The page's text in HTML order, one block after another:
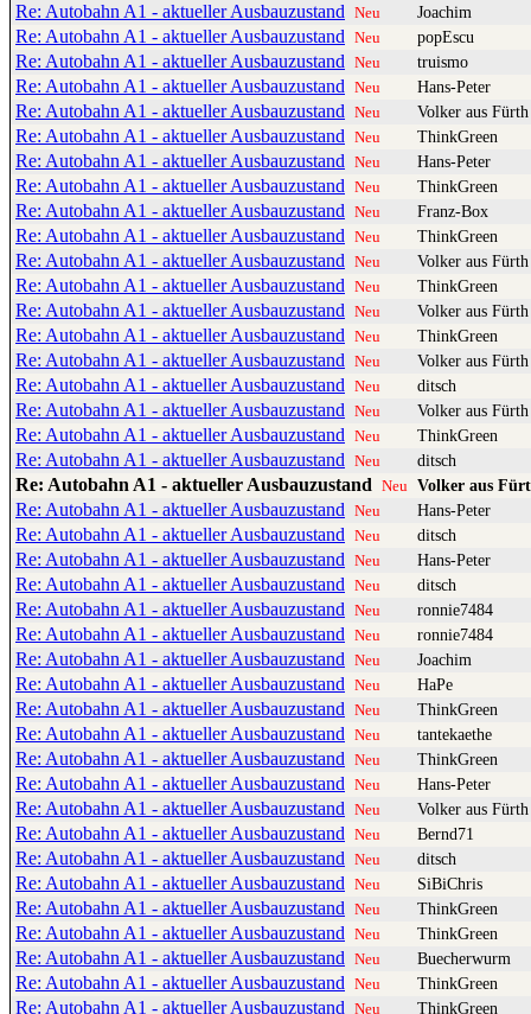
Re: Autobahn A1 - aktueller Ausbauzustand Neu Joachim
Re: Autobahn A1 - aktueller Ausbauzustand Neu popEscu
Re: Autobahn A1 - aktueller Ausbauzustand Neu truismo
Re: Autobahn A1 - aktueller Ausbauzustand Neu Hans-Peter
Re: Autobahn A1 - aktueller Ausbauzustand Neu Volker aus Fürth
Re: Autobahn A1 - aktueller Ausbauzustand Neu ThinkGreen
Re: Autobahn A1 - aktueller Ausbauzustand Neu Hans-Peter
Re: Autobahn A1 - aktueller Ausbauzustand Neu ThinkGreen
Re: Autobahn A1 - aktueller Ausbauzustand Neu Franz-Box
Re: Autobahn A1 - aktueller Ausbauzustand Neu ThinkGreen
Re: Autobahn A1 - aktueller Ausbauzustand Neu Volker aus Fürth
Re: Autobahn A1 - aktueller Ausbauzustand Neu ThinkGreen
Re: Autobahn A1 - aktueller Ausbauzustand Neu Volker aus Fürth
Re: Autobahn A1 - aktueller Ausbauzustand Neu ThinkGreen
Re: Autobahn A1 - aktueller Ausbauzustand Neu Volker aus Fürth
Re: Autobahn A1 - aktueller Ausbauzustand Neu ditsch
Re: Autobahn A1 - aktueller Ausbauzustand Neu Volker aus Fürth
Re: Autobahn A1 - aktueller Ausbauzustand Neu ThinkGreen
Re: Autobahn A1 - aktueller Ausbauzustand Neu ditsch
Re: Autobahn A1 - aktueller Ausbauzustand Neu Volker aus
Re: Autobahn A1 - aktueller Ausbauzustand Neu Hans-Peter
Re: Autobahn A1 - aktueller Ausbauzustand Neu ditsch
Re: Autobahn A1 - aktueller Ausbauzustand Neu Hans-Peter
Re: Autobahn A1 - aktueller Ausbauzustand Neu ditsch
Re: Autobahn A1 - aktueller Ausbauzustand Neu ronnie7484
Re: Autobahn A1 - aktueller Ausbauzustand Neu ronnie7484
Re: Autobahn A1 - aktueller Ausbauzustand Neu Joachim
Re: Autobahn A1 - aktueller Ausbauzustand Neu HaPe
Re: Autobahn A1 - aktueller Ausbauzustand Neu ThinkGreen
Re: Autobahn A1 - aktueller Ausbauzustand Neu tantekaethe
Re: Autobahn A1 - aktueller Ausbauzustand Neu ThinkGreen
Re: Autobahn A1 - aktueller Ausbauzustand Neu Hans-Peter
Re: Autobahn A1 - aktueller Ausbauzustand Neu Volker aus Fürth
Re: Autobahn A1 - aktueller Ausbauzustand Neu Bernd71
Re: Autobahn A1 - aktueller Ausbauzustand Neu ditsch
Re: Autobahn A1 - aktueller Ausbauzustand Neu SiBiChris
Re: Autobahn A1 - aktueller Ausbauzustand Neu ThinkGreen
Re: Autobahn A1 - aktueller Ausbauzustand Neu ThinkGreen
Re: Autobahn A1 - aktueller Ausbauzustand Neu Buecherwurm
Re: Autobahn A1 - aktueller Ausbauzustand Neu ThinkGreen
Re: Autobahn A1 - aktueller Ausbauzustand Neu ThinkGreen